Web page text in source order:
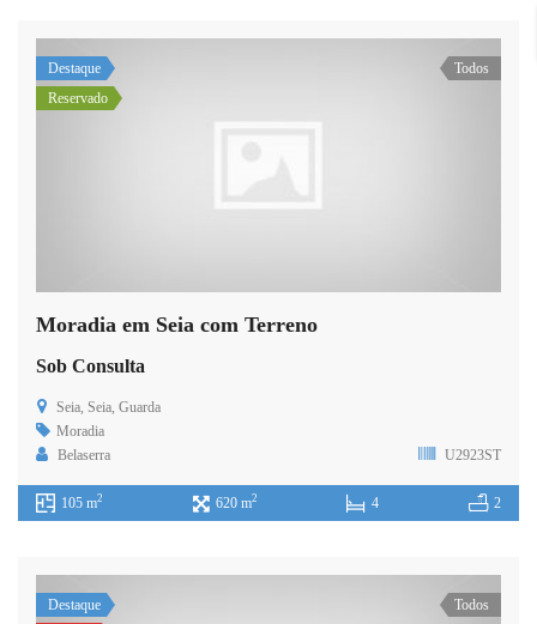
Destaque
Reservado
Todos
Moradia em Seia com Terreno
Sob Consulta
Seia, Seia, Guarda
Moradia
Belaserra
U2923ST
105 m2 620 m2 4 2
Destaque
Todos